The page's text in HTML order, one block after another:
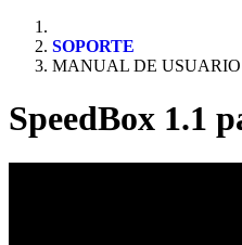
SOPORTE
MANUAL DE USUARIO
SpeedBox 1.1